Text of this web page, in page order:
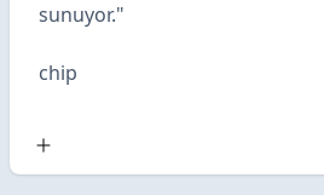
sunuyor."
chip